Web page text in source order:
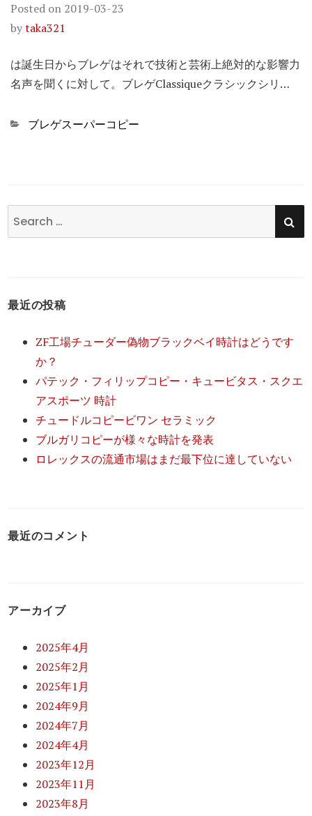
Posted on 2019-03-23
bytaka321
は誕生日からブレゲはそれで技術と芸術上絶対的な影響力
名声を聞くに対して。ブレゲClassiqueクラシックシリ…
Categories
ブレゲスーパーコピー
Search
for:
最近の投稿
ZF工場チューダー偽物ブラックベイ時計はどうです
か？
パテック・フィリップコピー・キュービタス・スクエ
アスポーツ 時計
チュードルコピービワン セラミック
ブルガリコピーが様々な時計を発表
ロレックスの流通市場はまだ最下位に達していない
最近のコメント
アーカイブ
2025年4月
2025年2月
2025年1月
2024年9月
2024年7月
2024年4月
2023年12月
2023年11月
2023年8月